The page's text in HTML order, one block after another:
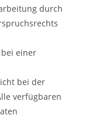
durch
einer
bei der
verfügbaren